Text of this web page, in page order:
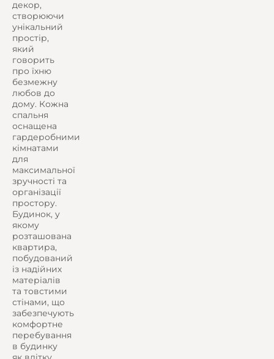
декор,
створюючи
унікальний
простір,
який
говорить
про їхню
безмежну
любов до
дому. Кожна
спальня
оснащена
гардеробними
кімнатами
для
максимальної
зручності та
організації
простору.
Будинок, у
якому
розташована
квартира,
побудований
із надійних
матеріалів
та товстими
стінами, що
забезпечують
комфортне
перебування
в будинку